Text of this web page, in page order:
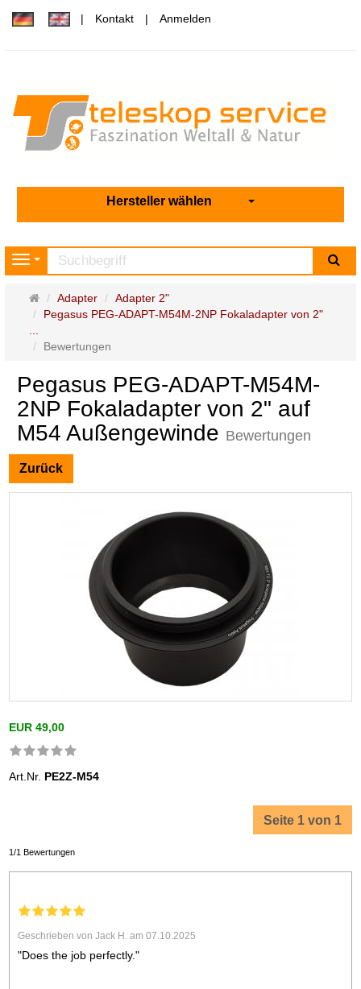
Kontakt Anmelden
Hersteller wählen
Navigation
Startseite
Adapter
Adapter 2"
Pegasus PEG-ADAPT-M54M-2NP Fokaladapter von 2"
Bewertungen
Pegasus PEG-ADAPT-M54M-
2NP Fokaladapter von 2" auf
M54 Außengewinde Bewertungen
Zurück
EUR 49,00
Art.Nr. PE2Z-M54
Seite 1 von 1
1/1 Bewertungen
Geschrieben von Jack H. am 07.10.2025
"Does the job perfectly."